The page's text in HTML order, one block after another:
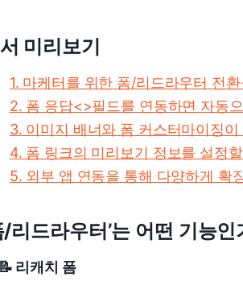
미리보기
1. 마케터를 위한 폼/리드라우터 전
2. 폼 응답<>필드를 연동하면 자동
3. 이미지 배너와 폼 커스터마이징이
4. 폼 링크의 미리보기 정보를 설정
5. 외부 앱 연동을 통해 다양하게 확
/리드라우터’는 어떤 기능인
📝 리캐치 폼